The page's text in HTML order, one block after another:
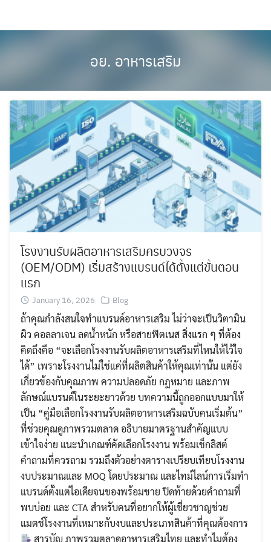
Search
for: Search
อย. อาหารเสริม
โรงงานรับผลิตอาหารเสริมครบวงจร
(OEM/ODM) เริ่มสร้างแบรนด์ได้ตั้งแต่ขั้นตอน
แรก
January 16, 2026 Blog
ถ้าคุณกำลังสนใจทำแบรนด์อาหารเสริม ไม่ว่าจะเป็นวิตามิน
ผิว คอลลาเจน ลดน้ำหนัก หรือสายฟิตเนส สิ่งแรก ๆ ที่ต้อง
คิดถึงคือ “จะเลือกโรงงานรับผลิตอาหารเสริมที่ไหนให้ไว้ใจ
ได้” เพราะโรงงานไม่ใช่แค่ที่ผลิตสินค้าให้คุณเท่านั้น แต่ยัง
เกี่ยวข้องกับคุณภาพ ความปลอดภัย กฎหมาย และภาพ
ลักษณ์แบรนด์ในระยะยาวด้วย บทความนี้ถูกออกแบบมาให้
เป็น “คู่มือเลือกโรงงานรับผลิตอาหารเสริมฉบับคนเริ่มต้น”
ที่ช่วยคุณดูภาพรวมตลาด อธิบายมาตรฐานสำคัญแบบ
เข้าใจง่าย แนะนำเกณฑ์คัดเลือกโรงงาน พร้อมเช็กลิสต์
คำถามที่ควรถาม รวมถึงตัวอย่างตารางเปรียบเทียบโรงงาน
งบประมาณและ MOQ โดยประมาณ และไทม์ไลน์การเริ่มทำ
แบรนด์ตั้งแต่ไอเดียจนของพร้อมขาย ปิดท้ายด้วยคำถามที่
พบบ่อย และ CTA สำหรับคนที่อยากให้ผู้เชี่ยวชาญช่วย
แมตช์โรงงานที่เหมาะกับงบและประเภทสินค้าที่คุณต้องการ
สารบัญ ภาพรวมตลาดอาหารเสริมไทย และทำไมต้อง